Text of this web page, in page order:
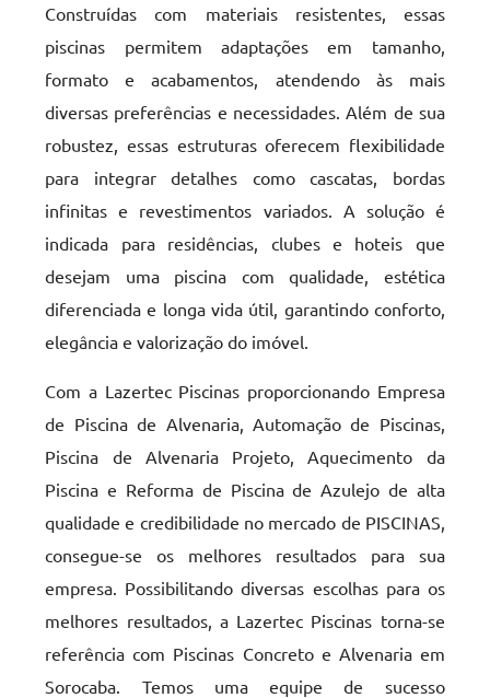
Construídas com materiais resistentes, essas
piscinas permitem adaptações em tamanho,
formato e acabamentos, atendendo às mais
diversas preferências e necessidades. Além de sua
robustez, essas estruturas oferecem flexibilidade
para integrar detalhes como cascatas, bordas
infinitas e revestimentos variados. A solução é
indicada para residências, clubes e hoteis que
desejam uma piscina com qualidade, estética
diferenciada e longa vida útil, garantindo conforto,
elegância e valorização do imóvel.
Com a Lazertec Piscinas proporcionando Empresa
de Piscina de Alvenaria, Automação de Piscinas,
Piscina de Alvenaria Projeto, Aquecimento da
Piscina e Reforma de Piscina de Azulejo de alta
qualidade e credibilidade no mercado de PISCINAS,
consegue-se os melhores resultados para sua
empresa. Possibilitando diversas escolhas para os
melhores resultados, a Lazertec Piscinas torna-se
referência com Piscinas Concreto e Alvenaria em
Sorocaba. Temos uma equipe de sucesso